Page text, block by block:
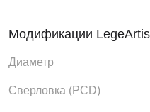
Модификации
Диаметр
Сверловка (PCD)